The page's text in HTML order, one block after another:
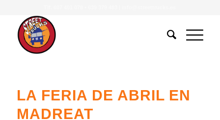
LA FERIA DE ABRIL EN
MADREAT